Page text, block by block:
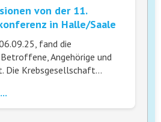
von der 11.
in Halle/Saale
fand die
Angehörige und
Die Krebsgesellschaft…